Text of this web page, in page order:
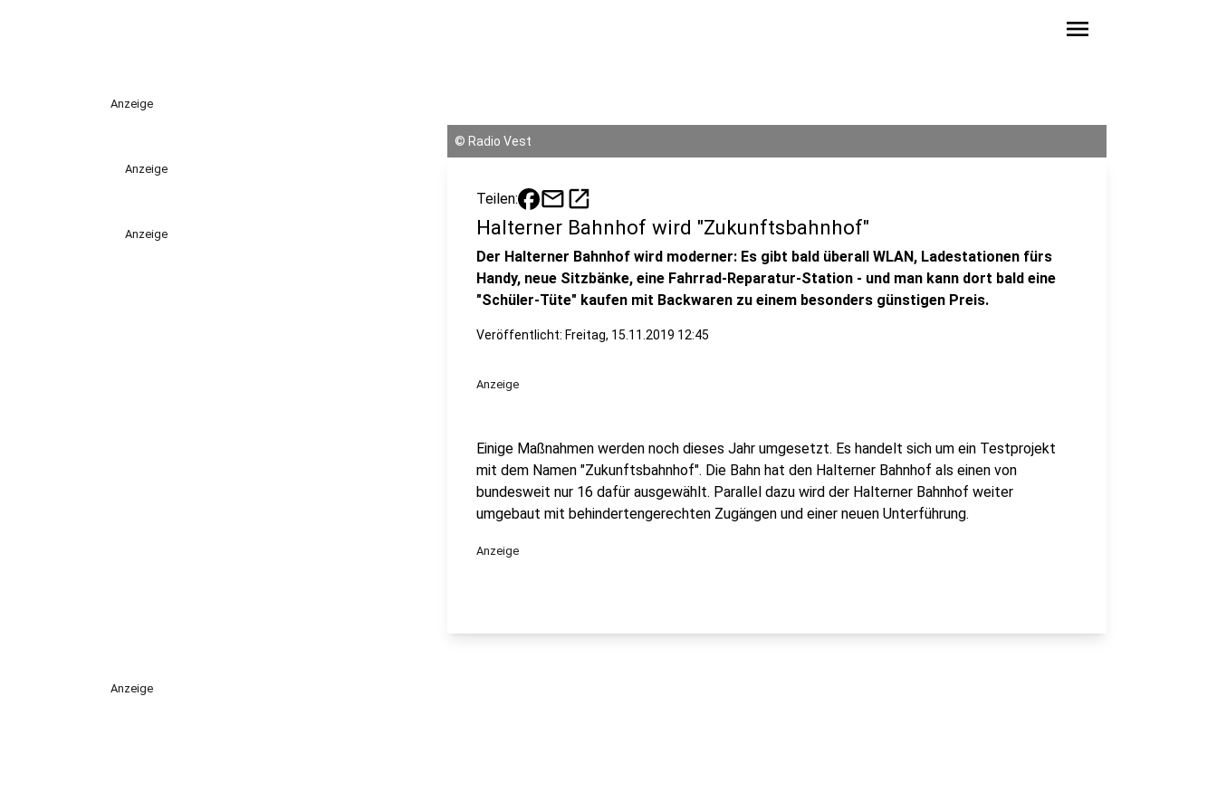
menu
Anzeige
Anzeige
Anzeige
© Radio Vest
Teilen: mailopen_in_new
Halterner Bahnhof wird "Zukunftsbahnhof"
Der Halterner Bahnhof wird moderner: Es gibt bald überall WLAN, Ladestationen fürs
Handy, neue Sitzbänke, eine Fahrrad-Reparatur-Station - und man kann dort bald eine
"Schüler-Tüte" kaufen mit Backwaren zu einem besonders günstigen Preis.
Veröffentlicht: Freitag, 15.11.2019 12:45
Anzeige
Einige Maßnahmen werden noch dieses Jahr umgesetzt. Es handelt sich um ein Testprojekt
mit dem Namen "Zukunftsbahnhof". Die Bahn hat den Halterner Bahnhof als einen von
bundesweit nur 16 dafür ausgewählt. Parallel dazu wird der Halterner Bahnhof weiter
umgebaut mit behindertengerechten Zugängen und einer neuen Unterführung.
Anzeige
Anzeige